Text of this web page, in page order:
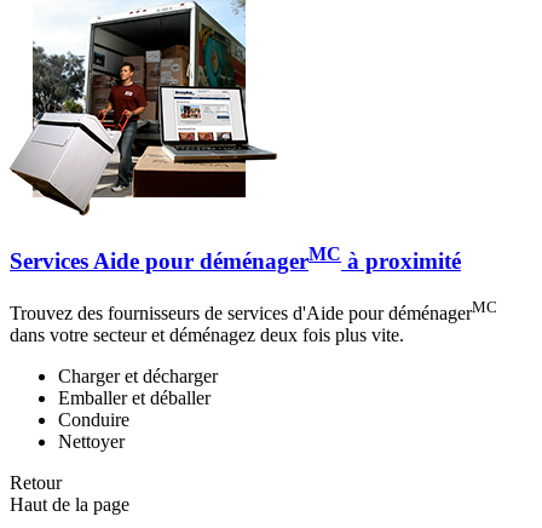
Services Aide pour déménagerMC à proximité
Trouvez des fournisseurs de services d'Aide pour déménagerMC
dans votre secteur et déménagez deux fois plus vite.
Charger et décharger
Emballer et déballer
Conduire
Nettoyer
Retour
Haut de la page